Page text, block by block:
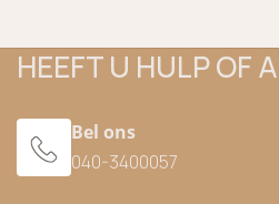
HEEFT U HULP OF
Bel ons
040-3400057